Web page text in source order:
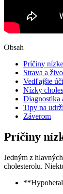
Obsah
Príčiny
Strava a
Vedľajšie‍
Nízky
Diagnostika
Tipy na
Záverom
Príčiny
Jedným⁣ z
cholesterolu.